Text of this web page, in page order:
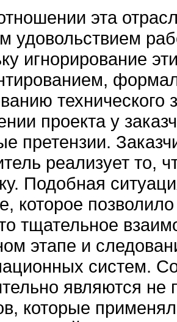
эта
удовольствием
игнорирование
технического
проекта у
претензии.
реализует то,
Подобная
которое
тщательное
этапе и
систем.
являются
которые